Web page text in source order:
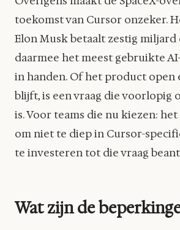
toekomst van Cursor onzeker.
Elon Musk betaalt zestig
daarmee het meest gebruikte
in handen. Of het product open
blijft, is een vraag die voorlopig
is. Voor teams die nu kiezen:
om niet te diep in Cursor-
te investeren tot die vraag
Wat zijn de